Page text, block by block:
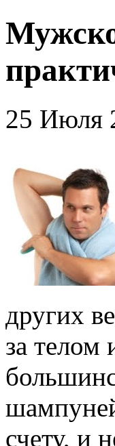
25 Июля
других
за телом
счету, и